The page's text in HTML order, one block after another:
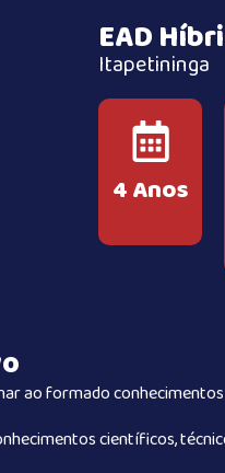
EAD
Itapetininga
4 Anos
ao formado
científicos,